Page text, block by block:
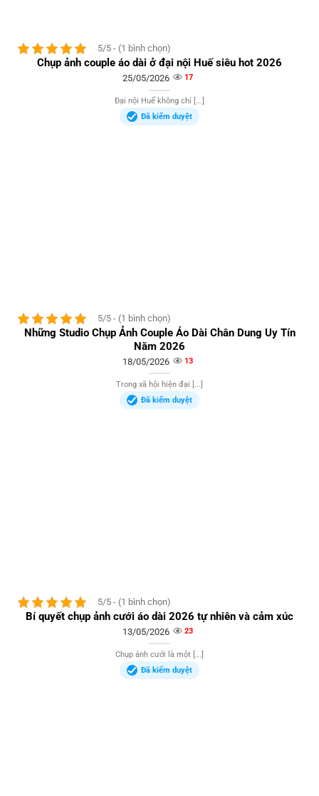
5/5 - (1 bình chọn)
Chụp ảnh couple áo dài ở đại nội Huế siêu hot 2026
25/05/2026 17
Đại nội Huế không chỉ [...]
Đã kiểm duyệt
5/5 - (1 bình chọn)
Những Studio Chụp Ảnh Couple Áo Dài Chân Dung Uy Tín
Năm 2026
18/05/2026 13
Trong xã hội hiện đại [...]
Đã kiểm duyệt
5/5 - (1 bình chọn)
Bí quyết chụp ảnh cưới áo dài 2026 tự nhiên và cảm xúc
13/05/2026 23
Chụp ảnh cưới là một [...]
Đã kiểm duyệt